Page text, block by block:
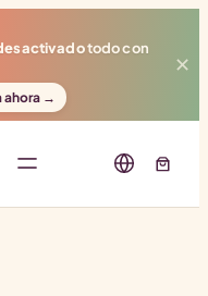
todo con
ahora →
✕